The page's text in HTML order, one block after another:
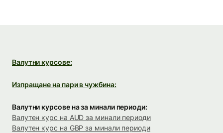
Валутни курсове:
Изпращане на пари в чужбина:
Валутни курсове на за минали периоди:
Валутен курс на AUD за минали периоди
Валутен курс на GBP за минали периоди